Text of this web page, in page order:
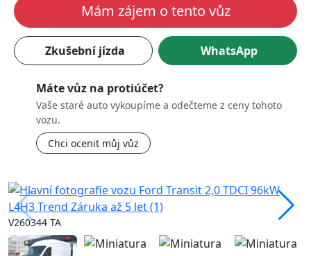
Mám zájem o tento vůz
Zkušební jízda WhatsApp
Máte vůz na protiúčet?
Vaše staré auto vykoupíme a odečteme z ceny tohoto
vozu.
Chci ocenit můj vůz
V260344 TA